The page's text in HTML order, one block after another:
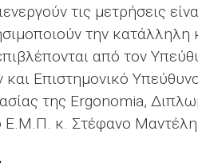
τις μετρήσεις
την
από τον
Επιστημονικό
της Ergonomia,
Ε.Μ.Π. κ. Στέφανο